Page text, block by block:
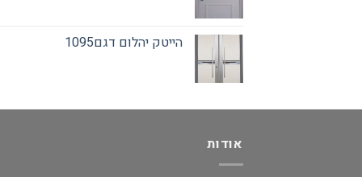
הייטק יהלום דגם1095
אודות